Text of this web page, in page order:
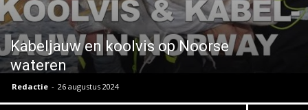
Kabeljauw en koolvis op Noorse
wateren
Redactie - 26 augustus 2024